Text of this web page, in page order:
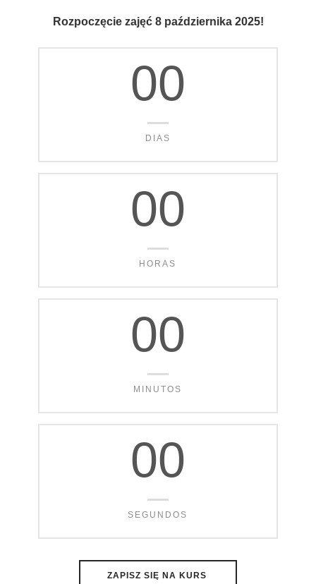
Rozpoczęcie zajęć 8 października 2025!
00
DIAS
00
HORAS
00
MINUTOS
00
SEGUNDOS
ZAPISZ SIĘ NA KURS